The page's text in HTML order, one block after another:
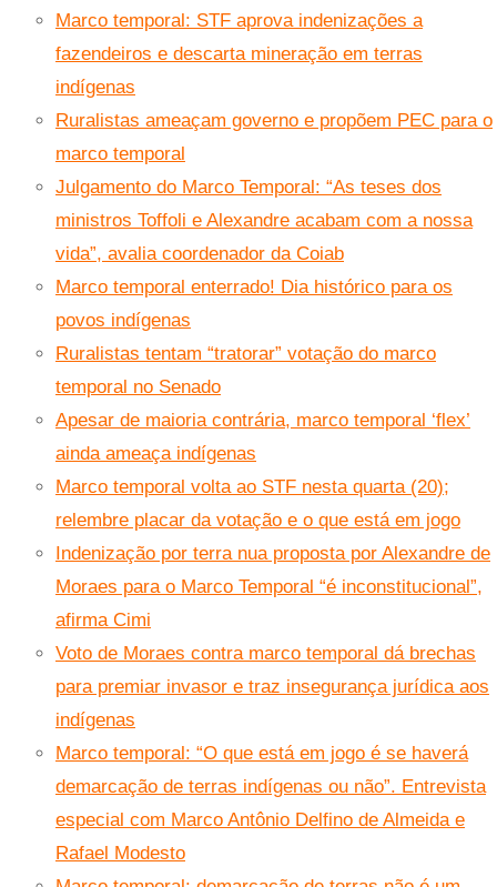
Marco temporal: STF aprova indenizações a
fazendeiros e descarta mineração em terras
indígenas
Ruralistas ameaçam governo e propõem PEC para o
marco temporal
Julgamento do Marco Temporal: “As teses dos
ministros Toffoli e Alexandre acabam com a nossa
vida”, avalia coordenador da Coiab
Marco temporal enterrado! Dia histórico para os
povos indígenas
Ruralistas tentam “tratorar” votação do marco
temporal no Senado
Apesar de maioria contrária, marco temporal ‘flex’
ainda ameaça indígenas
Marco temporal volta ao STF nesta quarta (20);
relembre placar da votação e o que está em jogo
Indenização por terra nua proposta por Alexandre de
Moraes para o Marco Temporal “é inconstitucional”,
afirma Cimi
Voto de Moraes contra marco temporal dá brechas
para premiar invasor e traz insegurança jurídica aos
indígenas
Marco temporal: “O que está em jogo é se haverá
demarcação de terras indígenas ou não”. Entrevista
especial com Marco Antônio Delfino de Almeida e
Rafael Modesto